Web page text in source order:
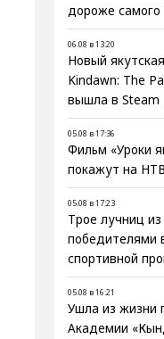
дороже
06.08 в 13:20
Новый
Kindawn: The
вышла в Steam
05.08 в 17:36
Фильм «Уроки
покажут на НТВ
05.08 в 17:23
Трое лучниц
победителями
спортивной
05.08 в 16:21
Ушла из жизни
Академии